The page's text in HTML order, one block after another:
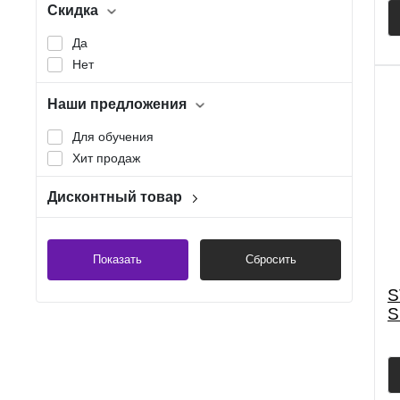
Jumbo
Джамбо с вырезом
Дредноут
Скидка
Да
Нет
Наши предложения
Для обучения
Хит продаж
Дисконтный товар
Нет
Показать Сбросить